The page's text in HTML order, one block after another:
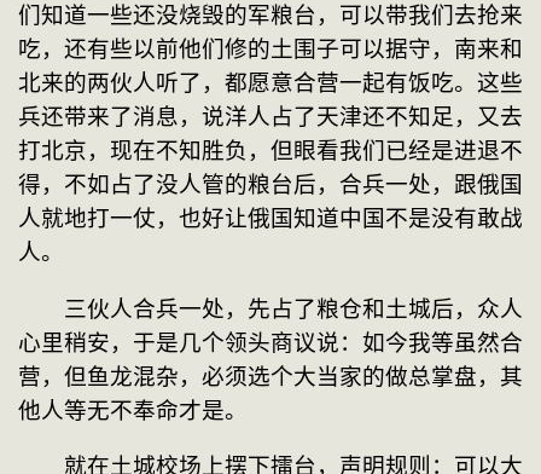
们知道一些还没烧毁的军粮台，可以带我们去抢来
吃，还有些以前他们修的土围子可以据守，南来和
北来的两伙人听了，都愿意合营一起有饭吃。这些
兵还带来了消息，说洋人占了天津还不知足，又去
打北京，现在不知胜负，但眼看我们已经是进退不
得，不如占了没人管的粮台后，合兵一处，跟俄国
人就地打一仗，也好让俄国知道中国不是没有敢战
人。
三伙人合兵一处，先占了粮仓和土城后，众人
心里稍安，于是几个领头商议说：如今我等虽然合
营，但鱼龙混杂，必须选个大当家的做总掌盘，其
他人等无不奉命才是。
就在土城校场上摆下擂台，声明规则：可以大